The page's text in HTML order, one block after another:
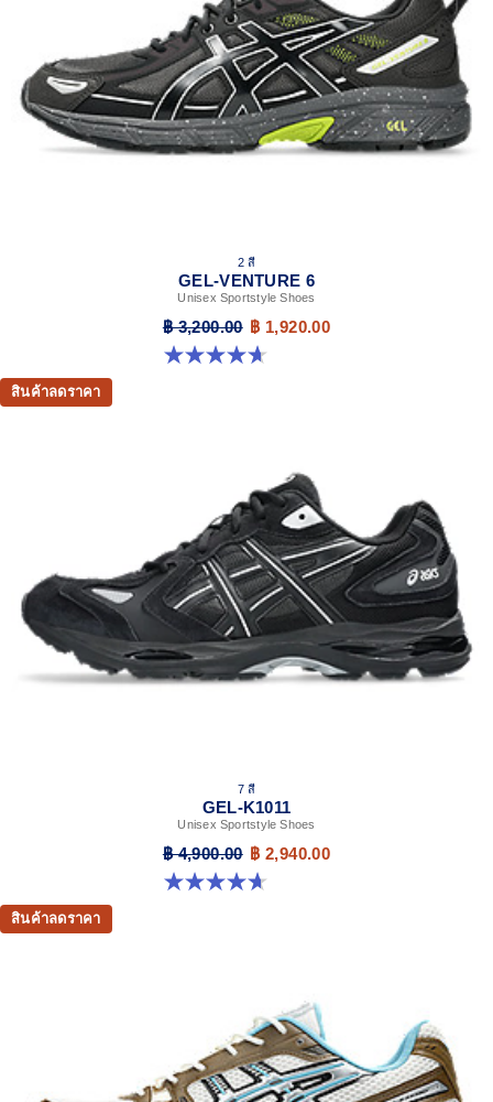
2 สี
GEL-VENTURE 6
Unisex Sportstyle Shoes
฿ 3,200.00 ฿ 1,920.00
4.7 จาก 5 ดาว 260 รีวิว
สินค้าลดราคา
7 สี
GEL-K1011
Unisex Sportstyle Shoes
฿ 4,900.00 ฿ 2,940.00
4.7 จาก 5 ดาว 6 รีวิว
สินค้าลดราคา